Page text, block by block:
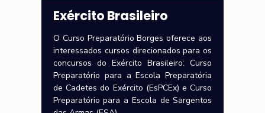
Exército Brasileiro
O Curso Preparatório Borges oferece aos
interessados cursos direcionados para os
concursos do Exército Brasileiro: Curso
Preparatório para a Escola Preparatória
de Cadetes do Exército (EsPCEx) e Curso
Preparatório para a Escola de Sargentos